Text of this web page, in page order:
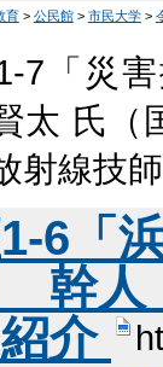
育> 公民館> 市民大学>
7「災
氏（
射線技
6「
幹人
介